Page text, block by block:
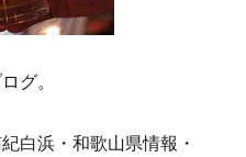
グ。
白浜・和歌山県情報・